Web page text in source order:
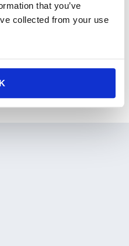
that you’ve
collected from your use
るご質問はこちら